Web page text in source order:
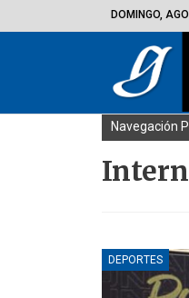
DOMINGO,
Navegación
DEPORTES